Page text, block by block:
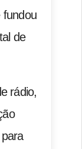
fundou
de
rádio,